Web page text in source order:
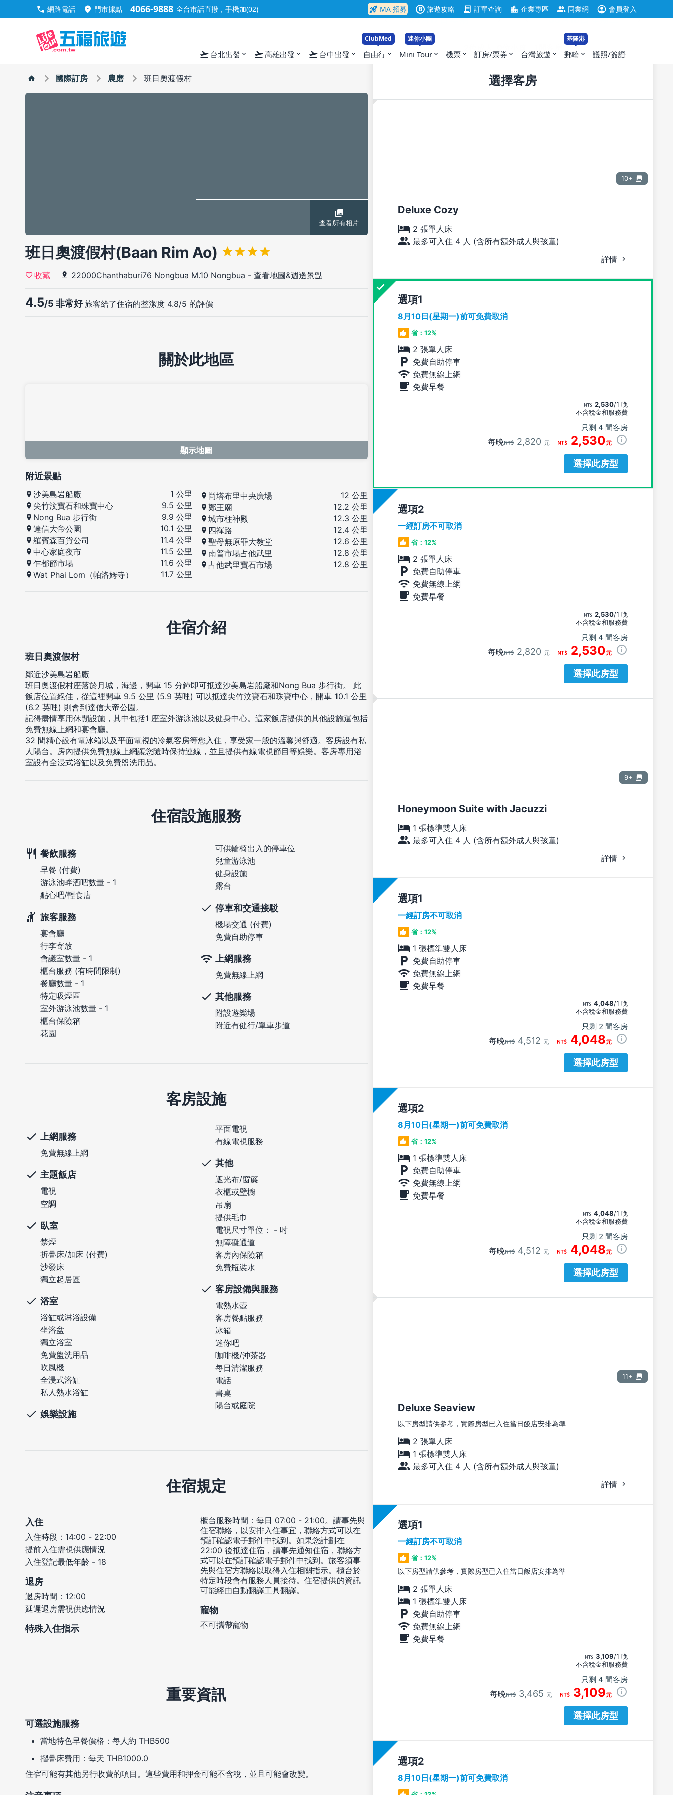
call 網路電話 location_on 門市據點 4066-9888 全台市話直撥，手機加(02) rocket_launch MA 招募 B 旅遊攻略 contract 訂單查詢 location_city 企業專區 group 同業網 account_circle 會員登入
flight_takeoff 台北出發 expand_more flight_takeoff高雄出發 expand_more flight_takeoff 台中出發 expand_more
ClubMed
自由行 expand_more
迷你小團
Mini Tour expand_more 機票 expand_more 訂房/票券 expand_more 台灣旅遊 expand_more
基隆港
郵輪 expand_more 護照/簽證
國際訂房 農磨 班日奧渡假村
查看所有相片
班日奧渡假村(Baan Rim Ao)
收藏 22000Chanthaburi76 Nongbua M.10 Nongbua - 查看地圖&週邊景點
4.5/5 非常好旅客給了住宿的整潔度 4.8/5 的評價
入住 退房
選擇客房
10+
Deluxe Cozy
2 張單人床
最多可入住 4 人 (含所有額外成人與孩童)
詳情
選項
8月10日(星期一)前可免費取消
省：12%
2 張單人床
免費自助停車
免費無線上網
免費早餐
2,530/1 晚
不含稅金和服務費
只剩 4 間客房
每晚 2,820元 2,530元
選擇此房型
選項
一經訂房不可取消
省：12%
2 張單人床
免費自助停車
免費無線上網
免費早餐
2,530/1 晚
不含稅金和服務費
只剩 4 間客房
每晚 2,820元 2,530元
選擇此房型
9+
Honeymoon Suite with Jacuzzi
1 張標準雙人床
最多可入住 4 人 (含所有額外成人與孩童)
詳情
選項
一經訂房不可取消
省：12%
1 張標準雙人床
免費自助停車
免費無線上網
免費早餐
4,048/1 晚
不含稅金和服務費
只剩 2 間客房
每晚 4,512元 4,048元
選擇此房型
選項
8月10日(星期一)前可免費取消
省：12%
1 張標準雙人床
免費自助停車
免費無線上網
免費早餐
4,048/1 晚
不含稅金和服務費
只剩 2 間客房
每晚 4,512元 4,048元
選擇此房型
11+
Deluxe Seaview
以下房型請供參考，實際房型已入住當日飯店安排為準
2 張單人床
1 張標準雙人床
最多可入住 4 人 (含所有額外成人與孩童)
詳情
選項
一經訂房不可取消
省：12%
以下房型請供參考，實際房型已入住當日飯店安排為準
2 張單人床
1 張標準雙人床
免費自助停車
免費無線上網
免費早餐
3,109/1 晚
不含稅金和服務費
只剩 4 間客房
每晚 3,465元 3,109元
選擇此房型
選項
8月10日(星期一)前可免費取消
關於此地區
顯示地圖
附近景點
沙美島岩船廠
1 公里
尖竹汶寶石和珠寶中心
9.5 公里
Nong Bua 步行街
9.9 公里
達信大帝公園
10.1 公里
羅賓森百貨公司
11.4 公里
中心家庭夜市
11.5 公里
乍都節市場
11.6 公里
Wat Phai Lom（帕洛姆寺）
11.7 公里
尚塔布里中央廣場
12 公里
鄭王廟
12.2 公里
城市柱神殿
12.3 公里
四禪路
12.4 公里
聖母無原罪大教堂
12.6 公里
南普市場占他武里
12.8 公里
占他武里寶石市場
12.8 公里
住宿介紹
班日奧渡假村
鄰近沙美島岩船廠
班日奧渡假村座落於月城，海邊，開車 15 分鐘即可抵達沙美島岩船廠和Nong Bua 步行街。 此
飯店位置絕佳，從這裡開車 9.5 公里 (5.9 英哩) 可以抵達尖竹汶寶石和珠寶中心，開車 10.1 公里
(6.2 英哩) 則會到達信大帝公園。
記得盡情享用休閒設施，其中包括1 座室外游泳池以及健身中心。這家飯店提供的其他設施還包括
免費無線上網和宴會廳。
32 間精心設有電冰箱以及平面電視的冷氣客房等您入住，享受家一般的溫馨與舒適。客房設有私
人陽台。房內提供免費無線上網讓您隨時保持連線，並且提供有線電視節目等娛樂。客房專用浴
室設有全浸式浴缸以及免費盥洗用品。
住宿設施服務
餐飲服務
早餐 (付費)
游泳池畔酒吧數量 - 1
點心吧/輕食店
旅客服務
宴會廳
行李寄放
會議室數量 - 1
櫃台服務 (有時間限制)
餐廳數量 - 1
特定吸煙區
室外游泳池數量 - 1
櫃台保險箱
花園
可供輪椅出入的停車位
兒童游泳池
健身設施
露台
停車和交通接駁
機場交通 (付費)
免費自助停車
上網服務
免費無線上網
其他服務
附設遊樂場
附近有健行/單車步道
客房設施
上網服務
免費無線上網
主題飯店
電視
空調
臥室
禁煙
折疊床/加床 (付費)
沙發床
獨立起居區
浴室
浴缸或淋浴設備
坐浴盆
獨立浴室
免費盥洗用品
吹風機
全浸式浴缸
私人熱水浴缸
娛樂設施
平面電視
有線電視服務
其他
遮光布/窗簾
衣櫃或壁櫥
吊扇
提供毛巾
電視尺寸單位： - 吋
無障礙通道
客房內保險箱
免費瓶裝水
客房設備與服務
電熱水壺
客房餐點服務
冰箱
迷你吧
咖啡機/沖茶器
每日清潔服務
電話
書桌
陽台或庭院
住宿規定
入住
入住時段：14:00 - 22:00
提前入住需視供應情況
入住登記最低年齡 - 18
退房
退房時間：12:00
延遲退房需視供應情況
特殊入住指示
櫃台服務時間：每日 07:00 - 21:00。請事先與
住宿聯絡，以安排入住事宜，聯絡方式可以在
預訂確認電子郵件中找到。如果您計劃在
22:00 後抵達住宿，請事先通知住宿，聯絡方
式可以在預訂確認電子郵件中找到。旅客須事
先與住宿方聯絡以取得入住相關指示。櫃台於
特定時段會有服務人員接待。住宿提供的資訊
可能經由自動翻譯工具翻譯。
寵物
不可攜帶寵物
重要資訊
可選設施服務
當地特色早餐價格：每人約 THB500
摺疊床費用：每天 THB1000.0
住宿可能有其他另行收費的項目。這些費用和押金可能不含稅，並且可能會改變。